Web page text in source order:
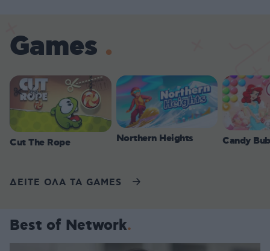
Games
Cut The Rope Northern Heights Candy
ΔΕΙΤΕ ΟΛΑ ΤΑ GAMES
Best of Network